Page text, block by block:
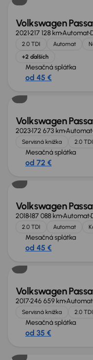
Volkswagen
2021217 128 kmAutomat
2.0 TDI Automat
+2 ďalších
Mesačná splátka
od 45 €
Volkswagen
2023172 673 kmAutomat
Servisná knižka 2.0 TDI
Mesačná splátka
od 72 €
Volkswagen
2018187 088 kmAutomat
2.0 TDI Automat
Mesačná splátka
od 45 €
Zlacnené o 1 000 €
Volkswagen
2017246 659 kmAutomat
Servisná knižka 2.0 TDI
Mesačná splátka
od 35 €